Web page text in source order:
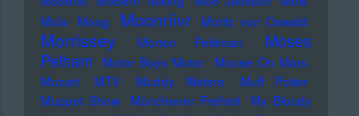
Mola
Moog Moonriivr Moritz von Oswald
Morrissey Morton Feldman
Moses
Pelham
Motor Boys Motor
Mouse On Mars
Mozart
MTV Muddy Waters
Muff Potter
Muppet Show
Münchener Freiheit
My Bloody